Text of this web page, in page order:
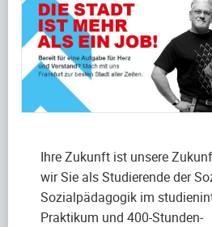
Ihre Zukunft ist unsere
wir Sie als Studierende der
Sozialpädagogik im
Praktikum und 400-Stunden-